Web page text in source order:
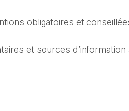
obligatoires et
et sources d’information